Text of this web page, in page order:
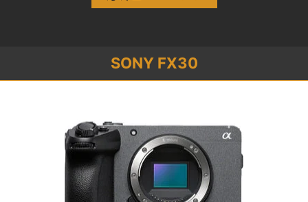
SONY FX30